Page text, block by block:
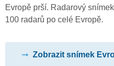
Evropě prší. Radarový
100 radarů po celé Evropě.
Zobrazit snímek